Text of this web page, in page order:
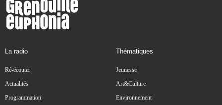
La radio
Ré-écouter
Actualités
Programmation
Thématiques
Jeunesse
Art&Culture
Environnement